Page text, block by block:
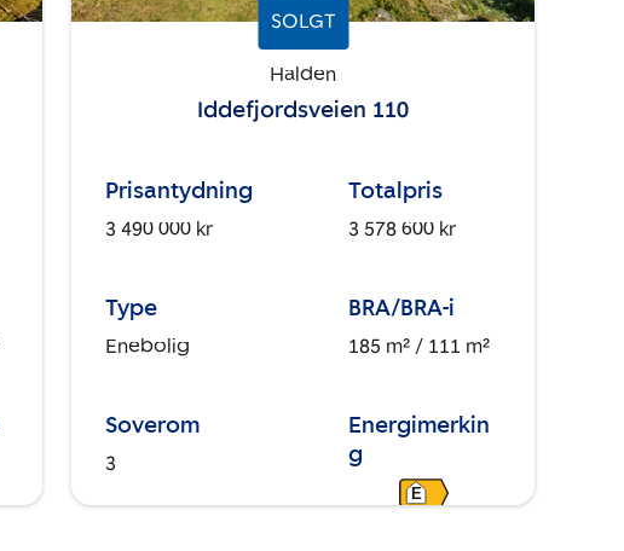
SOLGT
Halden
Iddefjordsveien 110
Prisantydning
3 490 000 kr
Totalpris
3 578 600 kr
Type
Enebolig
BRA/BRA-i
185 m² / 111 m²
Soverom
3
Energimerkin
g
E